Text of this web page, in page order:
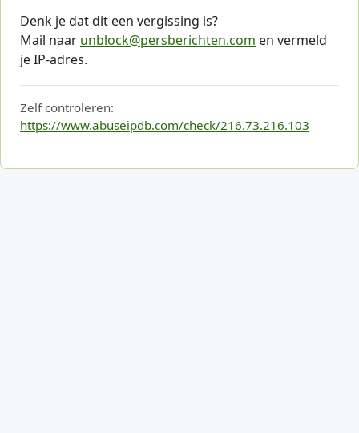
Denk je dat dit een vergissing is?
Mail naar unblock@persberichten.com en vermeld
je IP-adres.
Zelf controleren:
https://www.abuseipdb.com/check/216.73.216.103